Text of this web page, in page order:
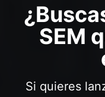
SEM
Si quieres